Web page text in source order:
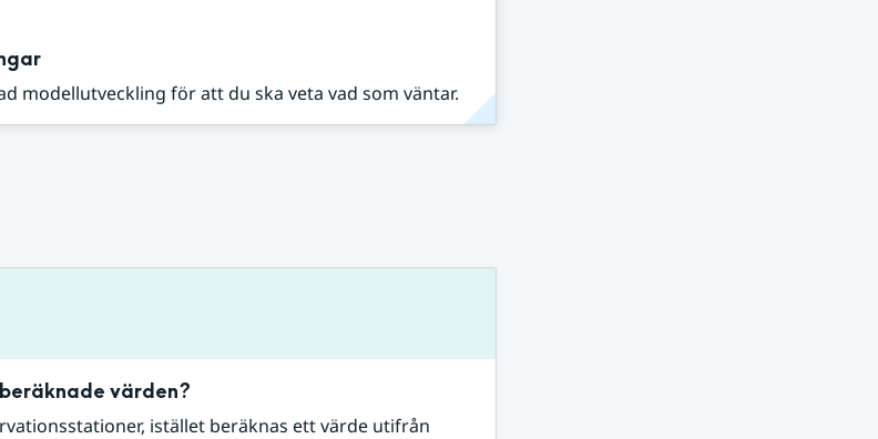
modellutveckling för att du ska veta vad som väntar.
värden?
istället beräknas ett värde utifrån